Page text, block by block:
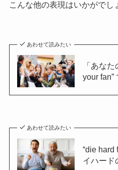
こんな他の表現はいかがでし
あわせて読みたい
「あな
your fan”
あわせて読みたい
“die hard
イハード